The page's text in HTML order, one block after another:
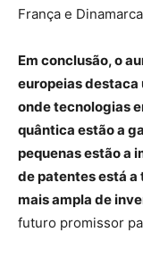
França e
Em conclusão, o
europeias
onde tecnologias
quântica estão a
pequenas estão a
de patentes está a
mais ampla de
futuro promissor